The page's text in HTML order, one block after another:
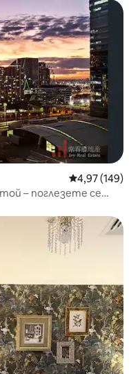
Средна
4,97 (149)
– поглезете се